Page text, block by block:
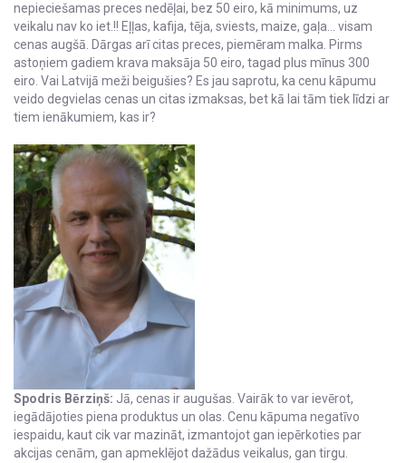
nepieciešamas preces nedēļai, bez 50 eiro, kā minimums, uz
veikalu nav ko iet.!! Eļļas, kafija, tēja, sviests, maize, gaļa... visam
cenas augšā. Dārgas arī citas preces, piemēram malka. Pirms
astoņiem gadiem krava maksāja 50 eiro, tagad plus mīnus 300
eiro. Vai Latvijā meži beigušies? Es jau saprotu, ka cenu kāpumu
veido degvielas cenas un citas izmaksas, bet kā lai tām tiek līdzi ar
tiem ienākumiem, kas ir?
Spodris Bērziņš: Jā, cenas ir augušas. Vairāk to var ievērot,
iegādājoties piena produktus un olas. Cenu kāpuma negatīvo
iespaidu, kaut cik var mazināt, izmantojot gan iepērkoties par
akcijas cenām, gan apmeklējot dažādus veikalus, gan tirgu.